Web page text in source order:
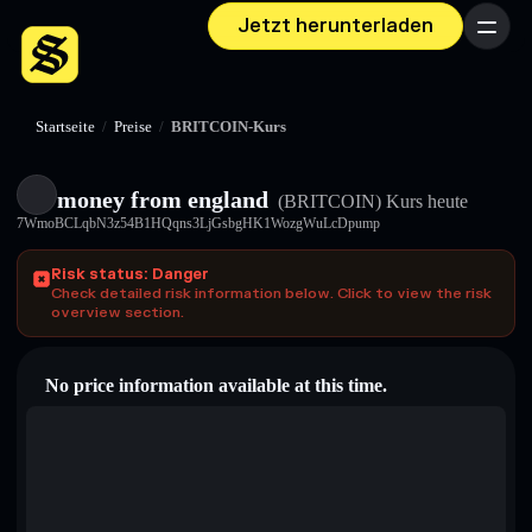
Jetzt herunterladen Menü
Startseite / Preise / BRITCOIN-Kurs
money from england (BRITCOIN) Kurs heute
7WmoBCLqbN3z54B1HQqns3LjGsbgHK1WozgWuLcDpump
Risk status: Danger
Check detailed risk information below. Click to view the risk
overview section.
No price information available at this time.